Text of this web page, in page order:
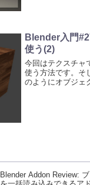
Blender入門
使う(2)
今回はテクスチャ
使う方法です。そ
のようにオブジェ
Blender Addon Review: